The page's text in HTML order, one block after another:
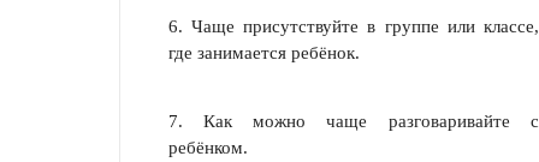
6. Чаще присутствуйте в группе или классе,
где занимается ребёнок.
7. Как можно чаще разговаривайте с
ребёнком.